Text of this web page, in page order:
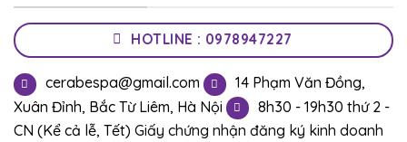
HOTLINE : 0978947227
cerabespa@gmail.com
14 Phạm Văn Đồng,
Xuân Đỉnh, Bắc Từ Liêm, Hà Nội
8h30 - 19h30 thứ 2 -
CN (Kể cả lễ, Tết) Giấy chứng nhận đăng ký kinh doanh